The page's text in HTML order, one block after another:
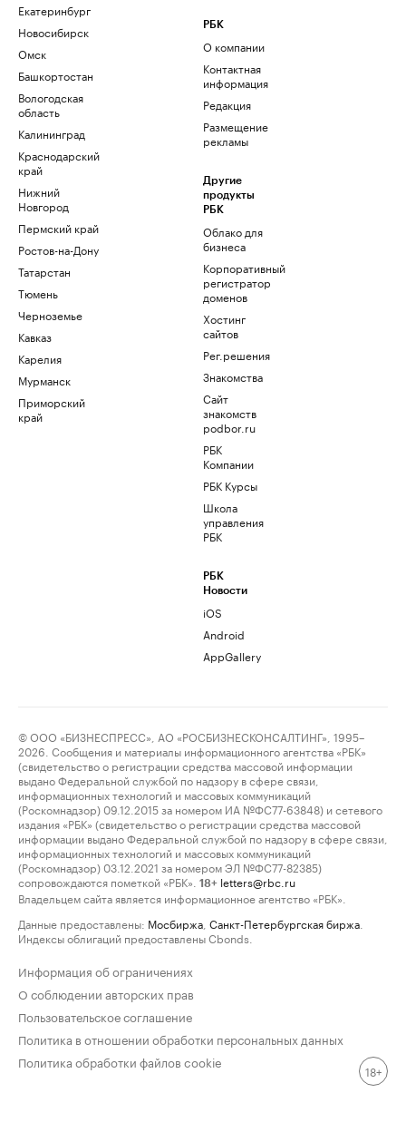
Екатеринбург
Новосибирск
Омск
Башкортостан
Вологодская
область
Калининград
Краснодарский
край
Нижний
Новгород
Пермский край
Ростов-на-Дону
Татарстан
Тюмень
Черноземье
Кавказ
Карелия
Мурманск
Приморский
край
РБК
О компании
Контактная
информация
Редакция
Размещение
рекламы
Другие
продукты
РБК
Облако для
бизнеса
Корпоративный
регистратор
доменов
Хостинг
сайтов
Рег.решения
Знакомства
Сайт
знакомств
podbor.ru
РБК
Компании
РБК Курсы
Школа
управления
РБК
РБК
Новости
iOS
Android
AppGallery
© ООО «БИЗНЕСПРЕСС», АО «РОСБИЗНЕСКОНСАЛТИНГ», 1995–
2026. Сообщения и материалы информационного агентства «РБК»
(свидетельство о регистрации средства массовой информации
выдано Федеральной службой по надзору в сфере связи,
информационных технологий и массовых коммуникаций
(Роскомнадзор) 09.12.2015 за номером ИА №ФС77-63848) и сетевого
издания «РБК» (свидетельство о регистрации средства массовой
информации выдано Федеральной службой по надзору в сфере связи,
информационных технологий и массовых коммуникаций
(Роскомнадзор) 03.12.2021 за номером ЭЛ №ФС77-82385)
сопровождаются пометкой «РБК».
18+ letters@rbc.ru
Владельцем сайта является информационное агентство «РБК».
Данные предоставлены: Мосбиржа Санкт-Петербургская биржа
Индексы облигаций предоставлены Cbonds.
Информация об ограничениях
О соблюдении авторских прав
Пользовательское соглашение
Политика в отношении обработки персональных данных
Политика обработки файлов cookie
18+